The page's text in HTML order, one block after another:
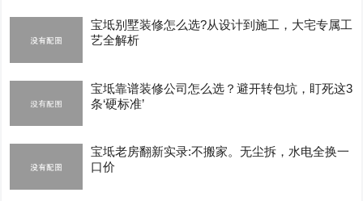
宝坻别墅装修怎么选?从设计到施工，大宅专属工
艺全解析
宝坻靠谱装修公司怎么选？避开转包坑，盯死这3
条‘硬标准’
宝坻老房翻新实录:不搬家。无尘拆，水电全换一
口价